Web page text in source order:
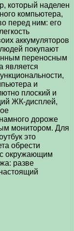
который наделен
компьютера,
перед ним: его
аккумуляторов
покупают
переносным
является
и
плоский и
ЖК-дисплей,
дороже
монитором. Для
это
обрести
с окружающим
разве